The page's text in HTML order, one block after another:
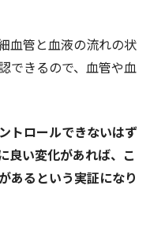
血管と血液の流れの状
できるので、血管や血
トロールできないはず
良い変化があれば、こ
あるという実証になり